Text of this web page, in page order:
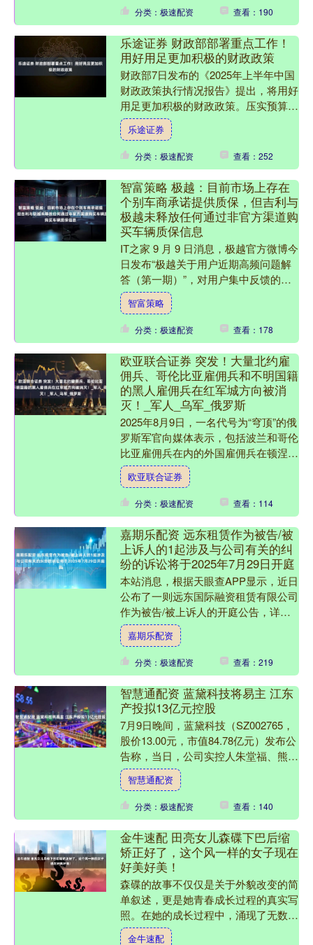
分类：极速配资 查看：190
乐途证券 财政部部署重点工作！
用好用足更加积极的财政政策
财政部7日发布的《2025年上半年中国
财政政策执行情况报告》提出，将用好
用足更加积极的财政政策。压实预算执
行责任链条，将提高资金使用效益和保
障资金安全有机结合起....
乐途证券
分类：极速配资 查看：252
智富策略 极越：目前市场上存在
个别车商承诺提供质保，但吉利与
极越未释放任何通过非官方渠道购
买车辆质保信息
IT之家 9 月 9 日消息，极越官方微博今
日发布“极越关于用户近期高频问题解
答（第一期）”，对用户集中反馈的高
频用车问题，进行了统一整理并集中解
答。官方特别说....
智富策略
分类：极速配资 查看：178
欧亚联合证券 突发！大量北约雇
佣兵、哥伦比亚雇佣兵和不明国籍
的黑人雇佣兵在红军城方向被消
灭！_军人_乌军_俄罗斯
2025年8月9日，一名代号为“穹顶”的俄
罗斯军官向媒体表示，包括波兰和哥伦
比亚雇佣兵在内的外国雇佣兵在顿涅茨
克人民共和国内被消灭。该军人
说：“在红军城（波克罗....
欧亚联合证券
分类：极速配资 查看：114
嘉期乐配资 远东租赁作为被告/被
上诉人的1起涉及与公司有关的纠
纷的诉讼将于2025年7月29日开庭
本站消息，根据天眼查APP显示，近日
公布了一则远东国际融资租赁有限公司
作为被告/被上诉人的开庭公告，详细
内容如下： 案号：（2024）沪0115民
初97906号....
嘉期乐配资
分类：极速配资 查看：219
智慧通配资 蓝黛科技将易主 江东
产投拟13亿元控股
7月9日晚间，蓝黛科技（SZ002765，
股价13.00元，市值84.78亿元）发布公
告称，当日，公司实控人朱堂福、熊
敏、朱俊翰与安徽江东产业投资集团有
限公司（....
智慧通配资
分类：极速配资 查看：140
金牛速配 田亮女儿森碟下巴后缩
矫正好了，这个风一样的女子现在
好美好美！
森碟的故事不仅仅是关于外貌改变的简
单叙述，更是她青春成长过程的真实写
照。在她的成长过程中，涌现了无数感
人的瞬间，这些瞬间共同构成了她蜕变
金牛速配